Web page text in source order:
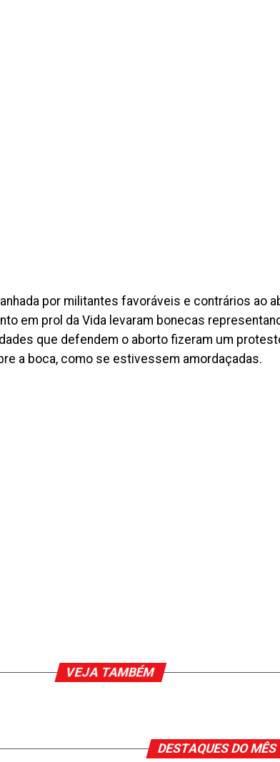
por militantes favoráveis e contrários ao
em prol da Vida levaram bonecas
que defendem o aborto fizeram um
a boca, como se estivessem amordaçadas.
VEJA TAMBÉM
DESTAQUES DO MÊS